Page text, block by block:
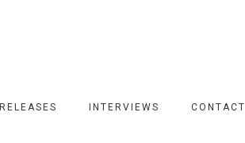
INTERVIEWS CONTACT